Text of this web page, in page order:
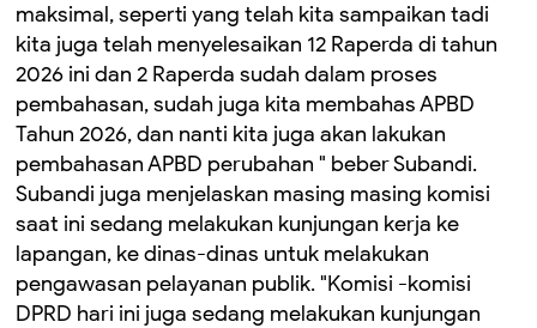
maksimal, seperti yang telah kita sampaikan tadi
kita juga telah menyelesaikan 12 Raperda di tahun
2026 ini dan 2 Raperda sudah dalam proses
pembahasan, sudah juga kita membahas APBD
Tahun 2026, dan nanti kita juga akan lakukan
pembahasan APBD perubahan " beber Subandi.
Subandi juga menjelaskan masing masing komisi
saat ini sedang melakukan kunjungan kerja ke
lapangan, ke dinas-dinas untuk melakukan
pengawasan pelayanan publik. "Komisi -komisi
DPRD hari ini juga sedang melakukan kunjungan